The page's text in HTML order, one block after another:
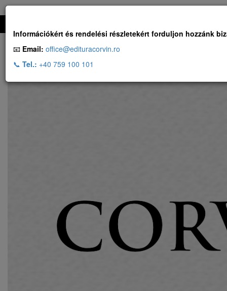
Információkért és rendelési részletekért forduljon hozzánk
📧 Email: office@edituracorvin.ro
📞 Tel.: +40 759 100 101